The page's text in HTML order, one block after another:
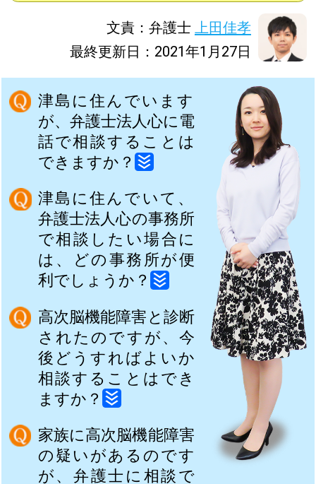
文責：弁護士 上田佳孝
最終更新日：2021年1月27日
津島に住んでいます
が、弁護士法人心に電
話で相談することは
できますか？
津島に住んでいて、
弁護士法人心の事務所
で相談したい場合に
は、どの事務所が便
利でしょうか？
高次脳機能障害と診断
されたのですが、今
後どうすればよいか
相談することはでき
ますか？
家族に高次脳機能障害
の疑いがあるのです
が、弁護士に相談で